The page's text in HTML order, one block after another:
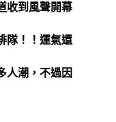
收到風聲開幕
隊！！運氣還
人潮，不過因